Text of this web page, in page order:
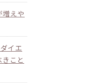
増えや
イエ
こと